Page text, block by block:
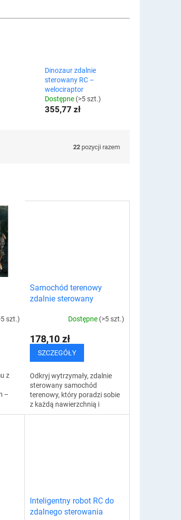
Dinozaur zdalnie
sterowany RC –
welociraptor
Dostępne (>5 szt.)
355,77 zł
22 pozycji razem
szt.)
z
–
Samochód terenowy
zdalnie sterowany
Dostępne (>5 szt.)
178,10 zł
SZCZEGÓŁY
Odkryj wytrzymały, zdalnie
sterowany samochód
terenowy, który poradzi sobie
z każdą nawierzchnią i
przeszkodą, wzbudzając
Inteligentny robot RC do
zdalnego sterowania